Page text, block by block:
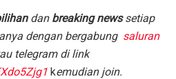
dan breaking newssetiap
dengan bergabung saluran
telegram di link
kemudian join.